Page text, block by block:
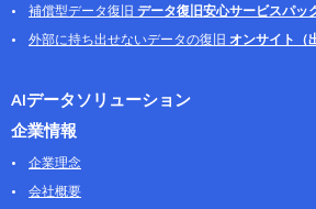
補償型データ復旧 データ復旧安心サービスパッ
外部に持ち出せないデータの復旧 オンサイト（
AIデータソリューション
企業情報
企業理念
会社概要